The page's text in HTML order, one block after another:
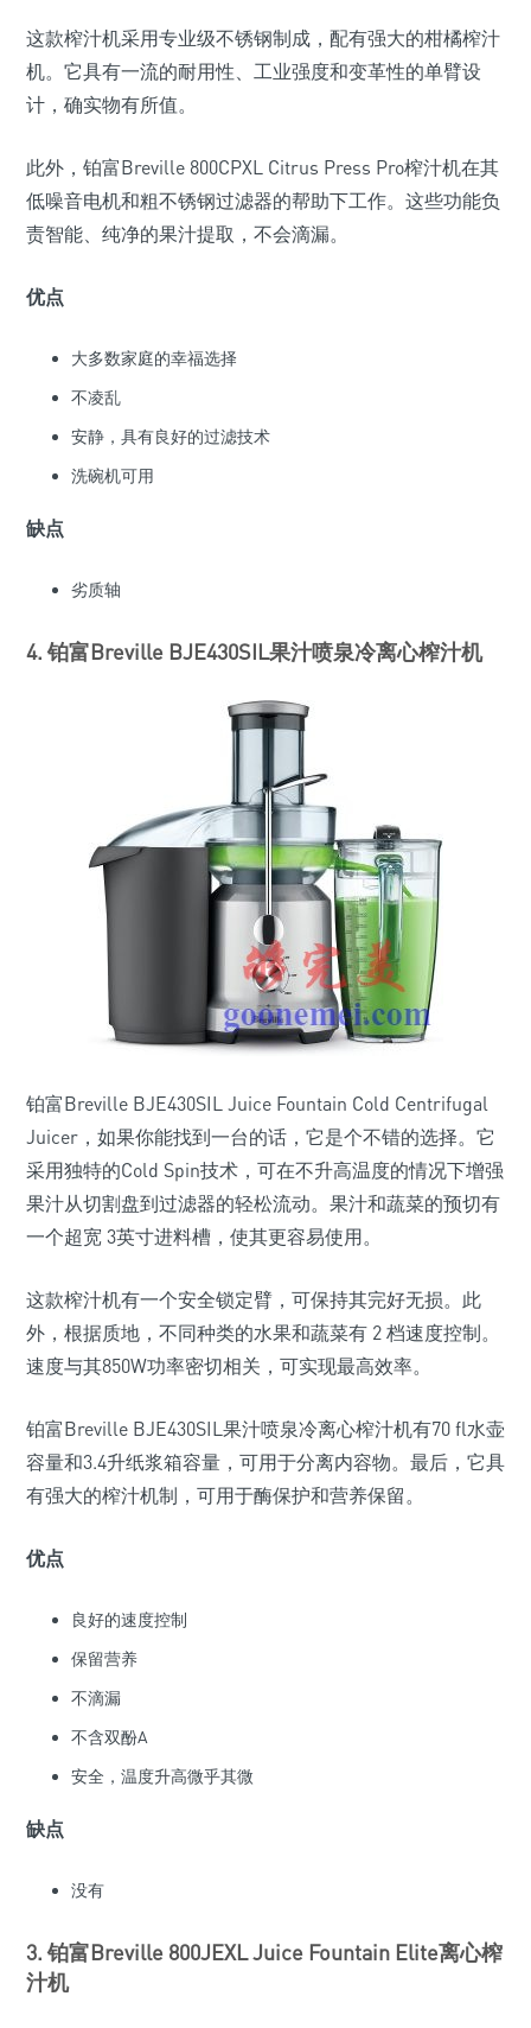
这款榨汁机采用专业级不锈钢制成，配有强大的柑橘榨汁
机。它具有一流的耐用性、工业强度和变革性的单臂设
计，确实物有所值。
此外，铂富Breville 800CPXL Citrus Press Pro榨汁机在其
低噪音电机和粗不锈钢过滤器的帮助下工作。这些功能负
责智能、纯净的果汁提取，不会滴漏。
优点
大多数家庭的幸福选择
不凌乱
安静，具有良好的过滤技术
洗碗机可用
缺点
劣质轴
4. 铂富Breville BJE430SIL果汁喷泉冷离心榨汁机
铂富Breville BJE430SIL Juice Fountain Cold Centrifugal
Juicer，如果你能找到一台的话，它是个不错的选择。它
采用独特的Cold Spin技术，可在不升高温度的情况下增强
果汁从切割盘到过滤器的轻松流动。果汁和蔬菜的预切有
一个超宽 3英寸进料槽，使其更容易使用。
这款榨汁机有一个安全锁定臂，可保持其完好无损。此
外，根据质地，不同种类的水果和蔬菜有 2 档速度控制。
速度与其850W功率密切相关，可实现最高效率。
铂富Breville BJE430SIL果汁喷泉冷离心榨汁机有70 fl水壶
容量和3.4升纸浆箱容量，可用于分离内容物。最后，它具
有强大的榨汁机制，可用于酶保护和营养保留。
优点
良好的速度控制
保留营养
不滴漏
不含双酚A
安全，温度升高微乎其微
缺点
没有
3. 铂富Breville 800JEXL Juice Fountain Elite离心榨
汁机